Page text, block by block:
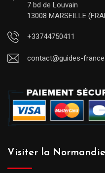
7 bd de Louvain
13008 MARSEILLE
+33744750411
contact@guides-
Visiter la